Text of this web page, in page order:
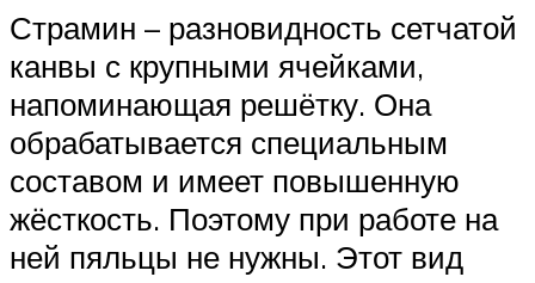
Страмин – разновидность сетчатой
канвы с крупными ячейками,
напоминающая решётку. Она
обрабатывается специальным
составом и имеет повышенную
жёсткость. Поэтому при работе на
ней пяльцы не нужны. Этот вид